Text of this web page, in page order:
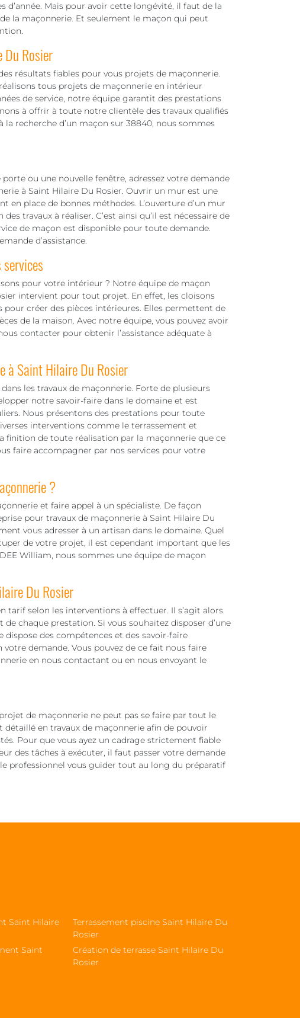
d’année. Mais pour avoir cette longévité, il faut de la
la maçonnerie. Et seulement le maçon qui peut
Rosier
résultats fiables pour vous projets de maçonnerie.
tous projets de maçonnerie en intérieur
de service, notre équipe garantit des prestations
à offrir à toute notre clientèle des travaux qualifiés
recherche d’un maçon sur 38840, nous sommes
ou une nouvelle fenêtre, adressez votre demande
à Saint Hilaire Du Rosier. Ouvrir un mur est une
place de bonnes méthodes. L’ouverture d’un mur
travaux à réaliser. C’est ainsi qu’il est nécessaire de
de maçon est disponible pour toute demande.
d’assistance.
pour votre intérieur ? Notre équipe de maçon
intervient pour tout projet. En effet, les cloisons
créer des pièces intérieures. Elles permettent de
de la maison. Avec notre équipe, vous pouvez avoir
contacter pour obtenir l’assistance adéquate à
à Saint Hilaire Du Rosier
les travaux de maçonnerie. Forte de plusieurs
notre savoir-faire dans le domaine et est
Nous présentons des prestations pour toute
interventions comme le terrassement et
finition de toute réalisation par la maçonnerie que ce
faire accompagner par nos services pour votre
?
et faire appel à un spécialiste. De façon
pour travaux de maçonnerie à Saint Hilaire Du
vous adresser à un artisan dans le domaine. Quel
de votre projet, il est cependant important que les
William, nous sommes une équipe de maçon
Du Rosier
tarif selon les interventions à effectuer. Il s’agit alors
chaque prestation. Si vous souhaitez disposer d’une
des compétences et des savoir-faire
demande. Vous pouvez de ce fait nous faire
en nous contactant ou en nous envoyant le
de maçonnerie ne peut pas se faire par tout le
en travaux de maçonnerie afin de pouvoir
Pour que vous ayez un cadrage strictement fiable
des tâches à exécuter, il faut passer votre demande
professionnel vous guider tout au long du préparatif
Saint Hilaire
Saint
Terrassement piscine Saint Hilaire Du
Rosier
Création de terrasse Saint Hilaire Du
Rosier